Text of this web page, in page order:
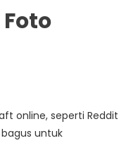
online, seperti Reddit
untuk